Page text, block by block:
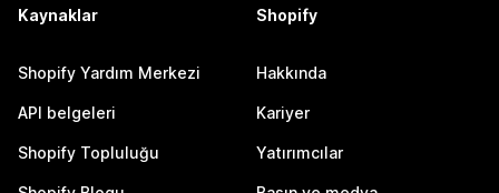
Kaynaklar
Shopify Yardım Merkezi
API belgeleri
Shopify Topluluğu
Shopify
Hakkında
Kariyer
Yatırımcılar